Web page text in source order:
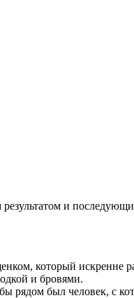
и
который искренне
и бровями.
был человек, с